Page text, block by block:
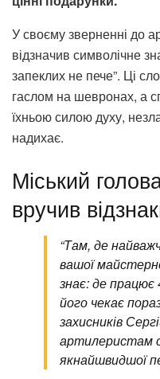
У своєму зверненні до
відзначив символічне
запеклих не пече”. Ці
гаслом на шевронах, а
їхньою силою духу,
надихає.
Міський
вручив
“Там, де
вашої
знає: де
його чекає
захисників
артилеристам
якнайшвидшої